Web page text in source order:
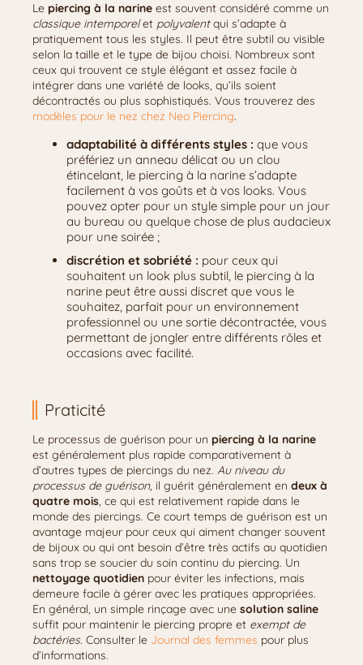
Le piercing à la narine est souvent considéré comme un
classique intemporelet polyvalentqui s’adapte à
pratiquement tous les styles. Il peut être subtil ou visible
selon la taille et le type de bijou choisi. Nombreux sont
ceux qui trouvent ce style élégant et assez facile à
intégrer dans une variété de looks, qu’ils soient
décontractés ou plus sophistiqués. Vous trouverez des
modèles pour le nez chez Neo Piercing.
adaptabilité à différents styles : que vous
préfériez un anneau délicat ou un clou
étincelant, le piercing à la narine s’adapte
facilement à vos goûts et à vos looks. Vous
pouvez opter pour un style simple pour un jour
au bureau ou quelque chose de plus audacieux
pour une soirée ;
discrétion et sobriété : pour ceux qui
souhaitent un look plus subtil, le piercing à la
narine peut être aussi discret que vous le
souhaitez, parfait pour un environnement
professionnel ou une sortie décontractée, vous
permettant de jongler entre différents rôles et
occasions avec facilité.
Praticité
Le processus de guérison pour un piercing à la narine
est généralement plus rapide comparativement à
d’autres types de piercings du nez. Au niveau du
processus de guérison, il guérit généralement en deux à
quatre mois, ce qui est relativement rapide dans le
monde des piercings. Ce court temps de guérison est un
avantage majeur pour ceux qui aiment changer souvent
de bijoux ou qui ont besoin d’être très actifs au quotidien
sans trop se soucier du soin continu du piercing. Un
nettoyage quotidien pour éviter les infections, mais
demeure facile à gérer avec les pratiques appropriées.
En général, un simple rinçage avec une solution saline
suffit pour maintenir le piercing propre et exempt de
bactéries. Consulter le Journal des femmes pour plus
d’informations.